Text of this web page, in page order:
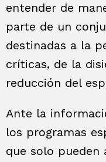
entender de
parte de un
destinadas a la
críticas, de la
reducción del
Ante la
los programas
que solo pueden